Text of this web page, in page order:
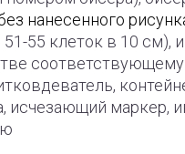
нанесенного
51-55 клеток в 10 см),
исчезающий маркер,